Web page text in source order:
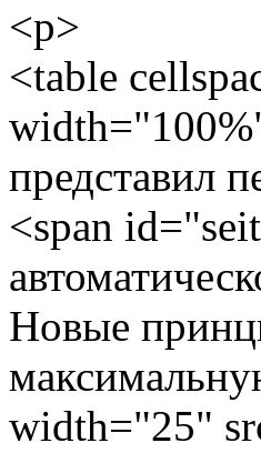
<p>
<table
представил
<span
Новые
width="25"